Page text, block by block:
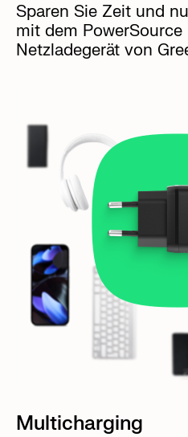
Sparen Sie Zeit und
mit dem
Netzladegerät von
Multicharging